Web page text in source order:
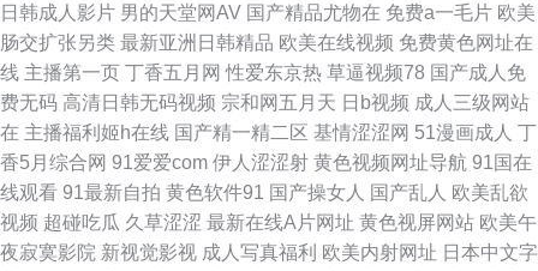
人摸人人操人人 91c逼 成人91电影院 欧美性爱tv 性爱午夜影院 97青娱 国产
另类TS在线 欧美日韩p 午夜深夜av福利 99成人电影院 黄色三级AV 日韩精品
社区 最新成人伦理影院 成人黄色三级 久久国产精品三区 日韩欧美a免费 91
视频综合大全 国产精品播放 欧美色色自拍 亚洲影院老司机V 操逼视频软件
日韩成人影片 男的天堂网AV 国产精品尤物在 免费a一毛片 欧美
肠交扩张另类 最新亚洲日韩精品 欧美在线视频 免费黄色网址在
线 主播第一页 丁香五月网 性爱东京热 草逼视频78 国产成人免
费无码 高清日韩无码视频 宗和网五月天 日b视频 成人三级网站
在 主播福利姬h在线 国产精一精二区 基情涩涩网 51漫画成人 丁
香5月综合网 91爱爱com 伊人涩涩射 黄色视频网址导航 91国在
线观看 91最新自拍 黄色软件91 国产操女人 国产乱人 欧美乱欲
视频 超碰吃瓜 久草涩涩 最新在线A片网址 黄色视屏网站 欧美午
夜寂寞影院 新视觉影视 成人写真福利 欧美内射网址 日本中文字